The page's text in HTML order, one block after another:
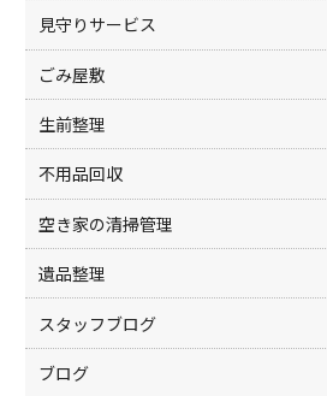
見守りサービス
ごみ屋敷
生前整理
不用品回収
空き家の清掃管理
遺品整理
スタッフブログ
ブログ